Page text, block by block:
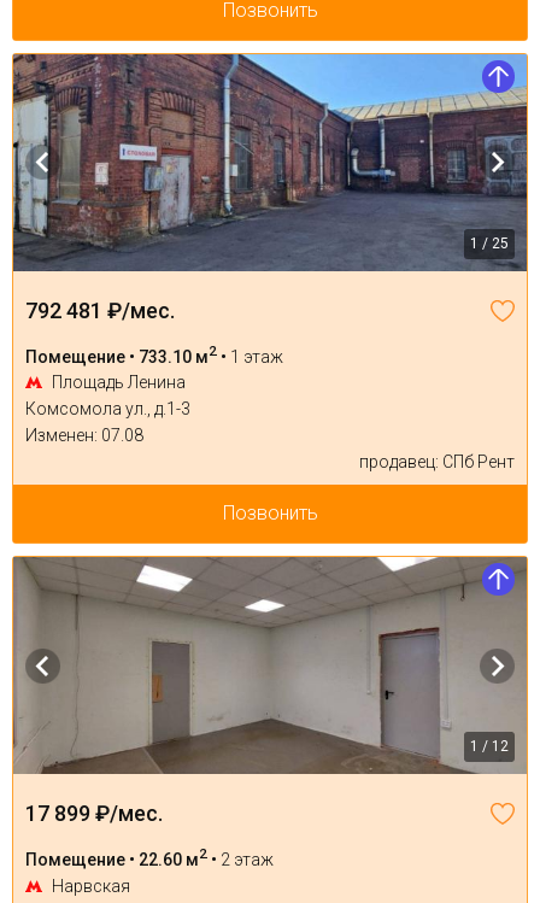
Позвонить
1 / 25
792 481 ₽/мес.
Помещение • 733.10 м2 • 1 этаж
Площадь Ленина
Комсомола ул., д.1-3
Изменен: 07.08
продавец: СПб Рент
Позвонить
1 / 12
17 899 ₽/мес.
Помещение • 22.60 м2 • 2 этаж
Нарвская